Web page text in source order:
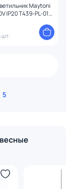
Maytoni
IP20 T439-PL-01-
шт.
5